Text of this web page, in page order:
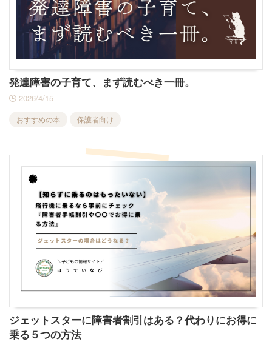
発達障害の子育て、まず読むべき一冊。
2026/4/15
おすすめの本 保護者向け
ジェットスターに障害者割引はある？代わりにお得に
乗る５つの方法